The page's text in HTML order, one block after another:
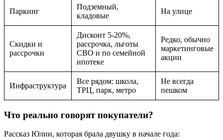
Паркинг
Подземный,
кладовые
На улице
Скидки и
рассрочки
Дисконт 5-20%,
рассрочка, льготы
СВО и по семейной
ипотеке
Редко, обычно
маркетинговые
акции
Инфраструктура
Все рядом: школа,
ТРЦ, парк, метро
Не всегда
пешком
Что реально говорят покупатели?
Рассказ Юлии, которая брала двушку в начале года: